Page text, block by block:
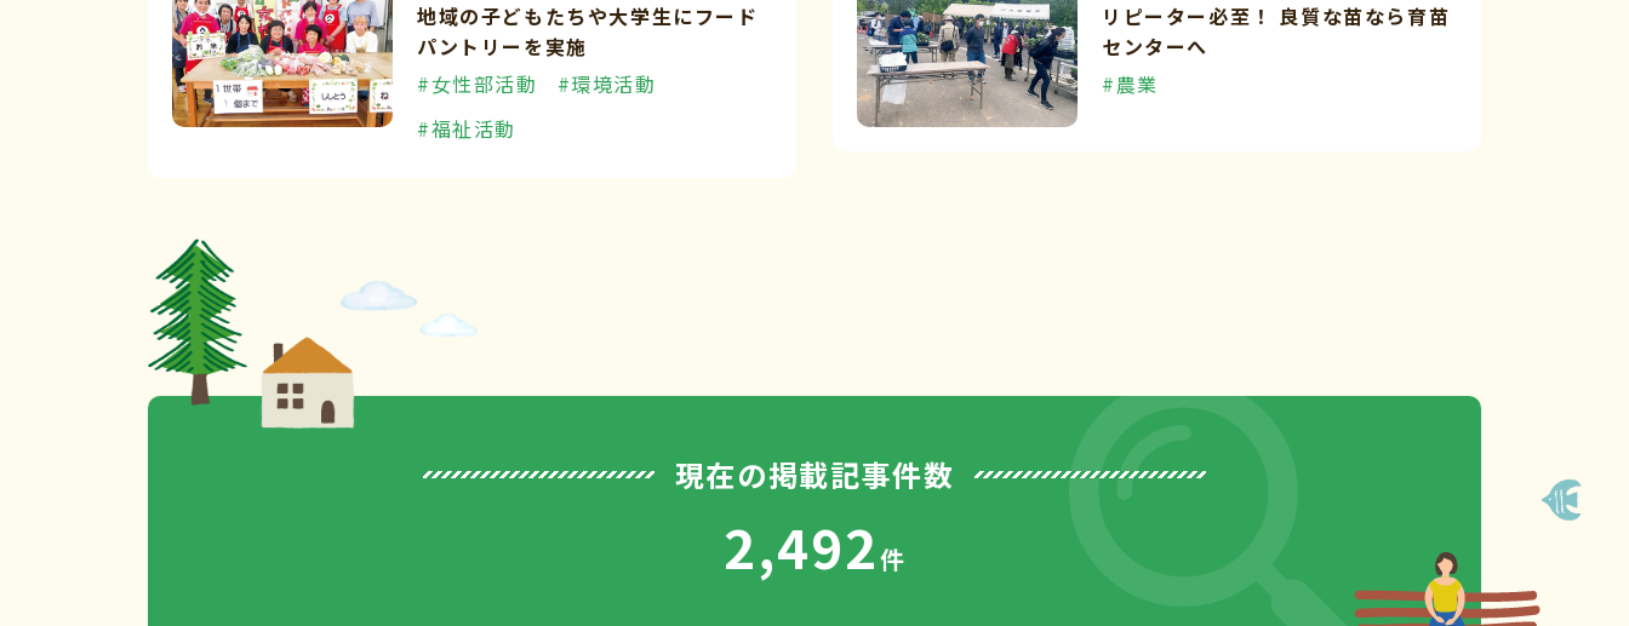
地域の子どもたちや大学生にフード
パントリーを実施
#女性部活動
#環境活動
#福祉活動
リピーター必至！ 良質な苗なら育苗
センターへ
#農業
現在の掲載記事件数
2,492件